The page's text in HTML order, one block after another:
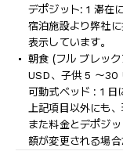
デポジット: 1 滞在
宿泊施設より弊社
表示しています。
朝食 (フル ブレッ
USD、子供 5 ～30
可動式ベッド : 1
上記項目以外にも
また料金とデポジ
額が変更される場合